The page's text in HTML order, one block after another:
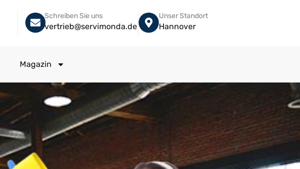
Schreiben Sie uns
vertrieb@servimonda.de
Unser Standort
Hannover
Magazin